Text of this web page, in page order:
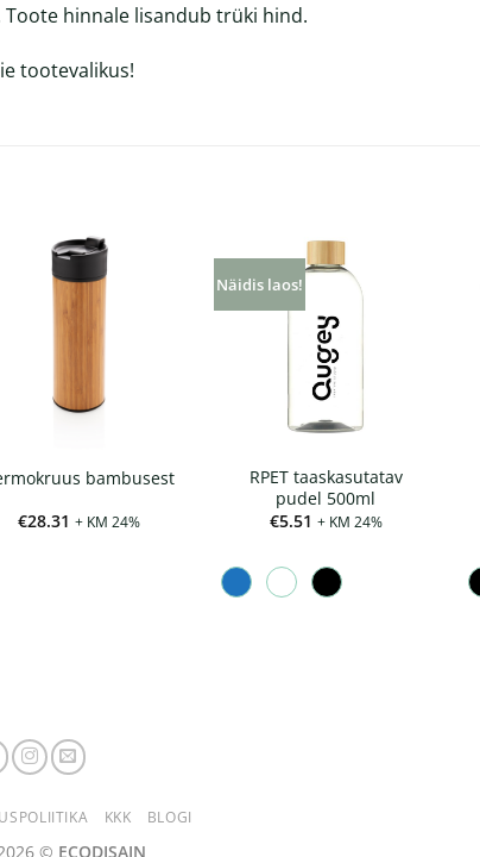
hinnale lisandub trüki hind.
tootevalikus!
bambusest
€28.31 + KM 24%
Näidis laos!
RPET taaskasutatav
pudel 500ml
€5.51 + KM 24%
KKK BLOGI
© ECODISAIN